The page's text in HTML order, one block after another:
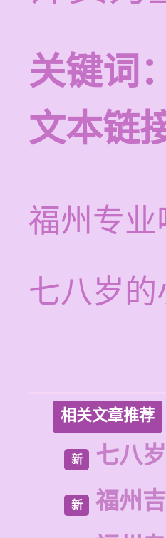
关键词：
文本链
福州专
七八岁
相关文章推荐
新 七八
新
福州